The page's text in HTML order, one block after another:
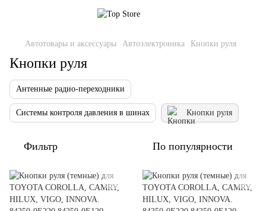
Автотовары и аксессуары Автоэлектроника Кнопки руля
Кнопки руля
Антенные радио-переходники
Системы контроля давления в шинах Кнопки руля
Фильтр По популярности